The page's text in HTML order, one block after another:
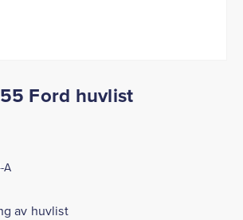
Ford huvlist
A
av huvlist